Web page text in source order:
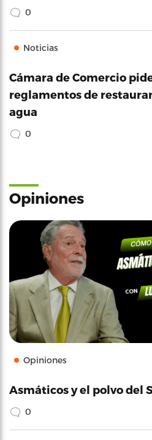
0
Noticias
Cámara de Comercio
reglamentos de
agua
0
Opiniones
Opiniones
Asmáticos y el polvo del
0